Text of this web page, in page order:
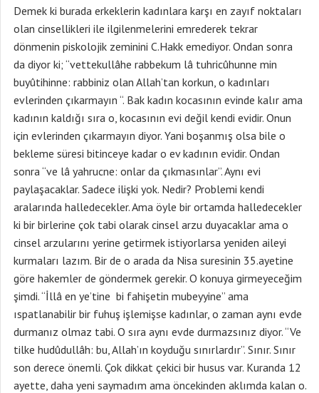
Demek ki burada erkeklerin kadınlara karşı en zayıf noktaları
olan cinsellikleri ile ilgilenmelerini emrederek tekrar
dönmenin piskolojik zeminini C.Hakk emediyor. Ondan sonra
da diyor ki; “vettekullâhe rabbekum lâ tuhricûhunne min
buyûtihinne: rabbiniz olan Allah’tan korkun, o kadınları
evlerinden çıkarmayın “. Bak kadın kocasının evinde kalır ama
kadının kaldığı sıra o, kocasının evi değil kendi evidir. Onun
için evlerinden çıkarmayın diyor. Yani boşanmış olsa bile o
bekleme süresi bitinceye kadar o ev kadının evidir. Ondan
sonra “ve lâ yahrucne: onlar da çıkmasınlar”. Aynı evi
paylaşacaklar. Sadece ilişki yok. Nedir? Problemi kendi
aralarında halledecekler. Ama öyle bir ortamda halledecekler
ki bir birlerine çok tabi olarak cinsel arzu duyacaklar ama o
cinsel arzularını yerine getirmek istiyorlarsa yeniden aileyi
kurmaları lazım. Bir de o arada da Nisa suresinin 35.ayetine
göre hakemler de göndermek gerekir. O konuya girmeyeceğim
şimdi. “İllâ en ye’tine bi fahişetin mubeyyine” ama
ıspatlanabilir bir fuhuş işlemişse kadınlar, o zaman aynı evde
durmanız olmaz tabi. O sıra aynı evde durmazsınız diyor. “Ve
tilke hudûdullâh: bu, Allah’ın koyduğu sınırlardır”. Sınır. Sınır
son derece önemli. Çok dikkat çekici bir husus var. Kuranda 12
ayette, daha yeni saymadım ama öncekinden aklımda kalan o.